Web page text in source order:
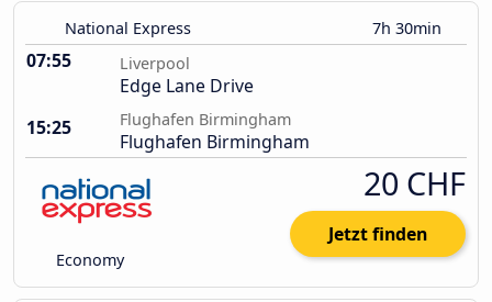
National Express 7h 30min
07:55 Liverpool
Edge Lane Drive
15:25
Flughafen Birmingham
Flughafen Birmingham
Economy
20 CHF
Jetzt finden